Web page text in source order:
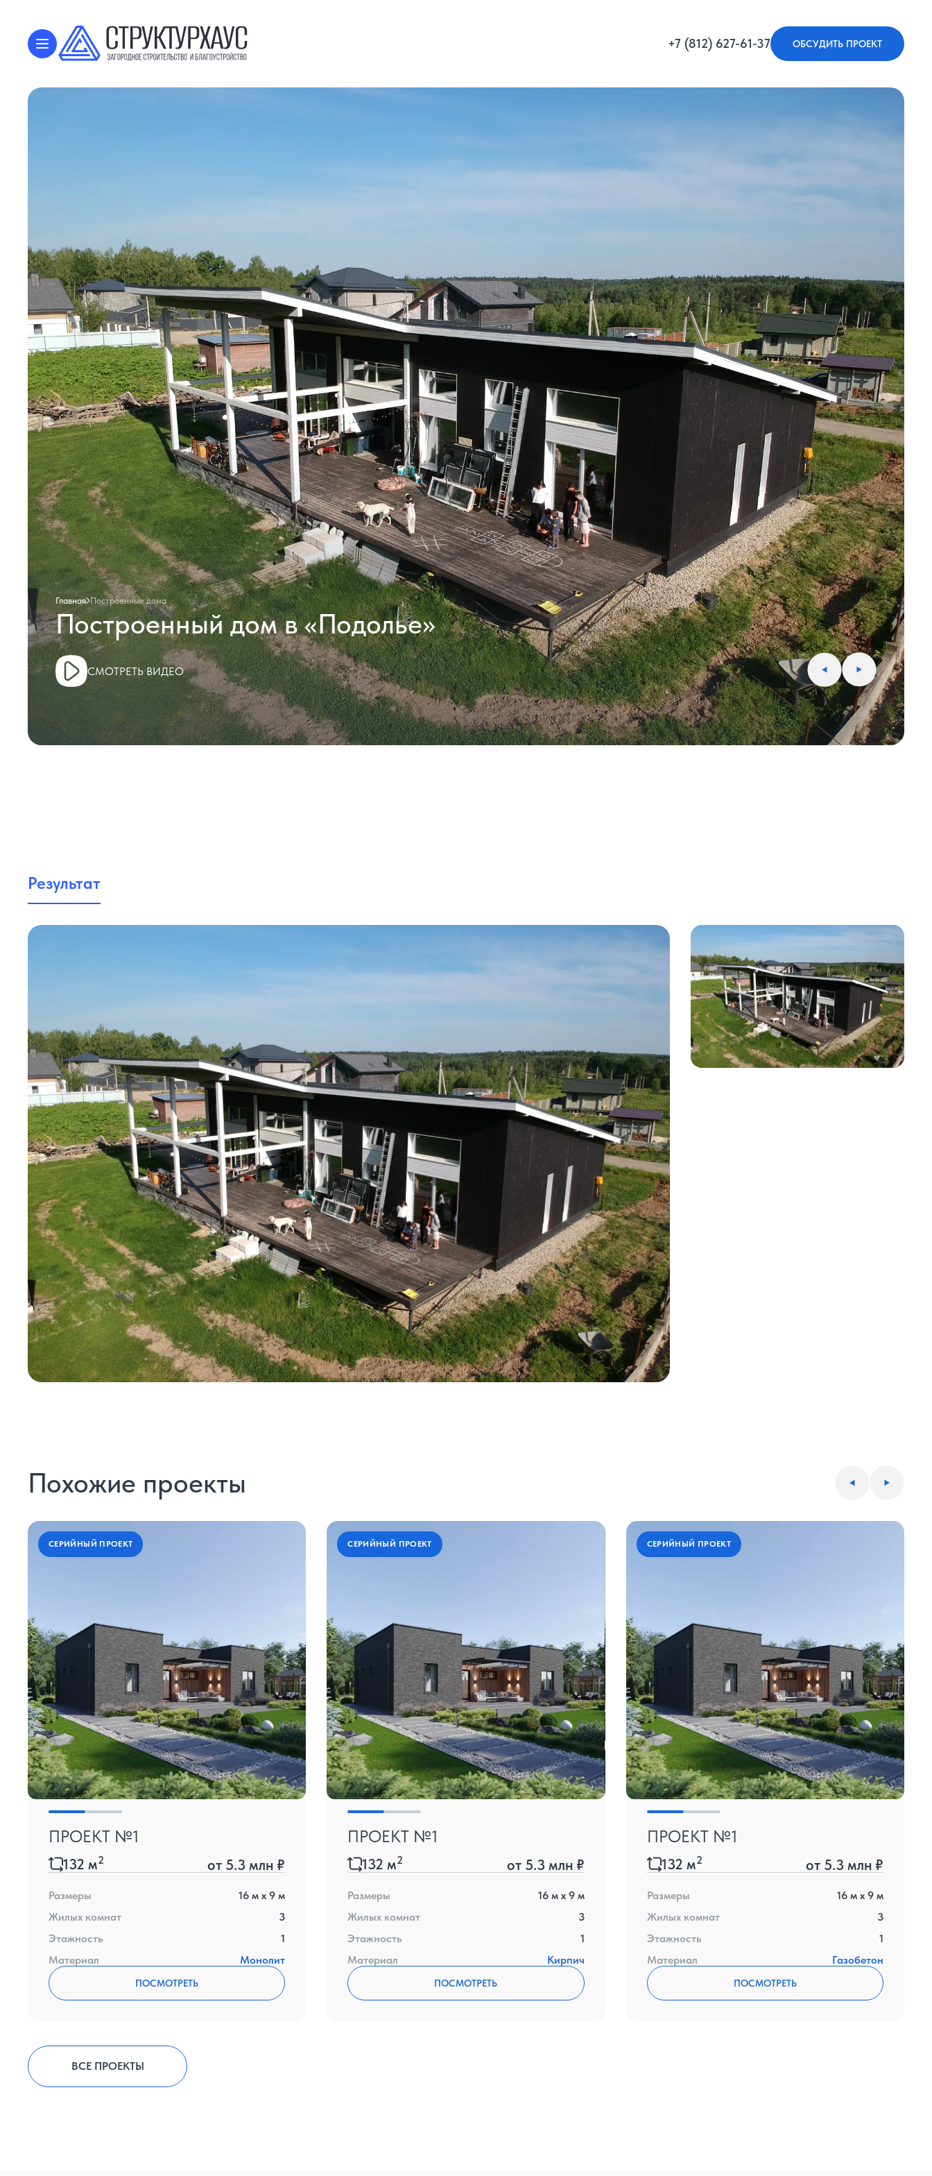
+7 (812) 627-61-37 ОБСУДИТЬ ПРОЕКТ
Главная Построенные дома
Построенный дом в «Подолье»
СМОТРЕТЬ ВИДЕО
Результат
Похожие проекты
СЕРИЙНЫЙ ПРОЕКТ СЕРИЙНЫЙ ПРОЕКТ
ПРОЕКТ №1
132 м2 от 5.3 млн ₽
Размеры 16 м x9 м
Жилых комнат
3
Этажность
1
Материал
Монолит
ПОСМОТРЕТЬ
СЕРИЙНЫЙ ПРОЕКТ СЕРИЙНЫЙ ПРОЕКТ
ПРОЕКТ №1
132 м2 от 5.3 млн ₽
Размеры 16м x 9м
Жилых комнат
3
Этажность
1
Материал
Кирпич
ПОСМОТРЕТЬ
СЕРИЙНЫЙ ПРОЕКТ
ПРОЕКТ №1
132 м2 от 5.3 млн ₽
Размеры 16м x 9м
Жилых комнат
3
Этажность
1
Материал
Газобетон
ПОСМОТРЕТЬ
ВСЕ ПРОЕКТЫ